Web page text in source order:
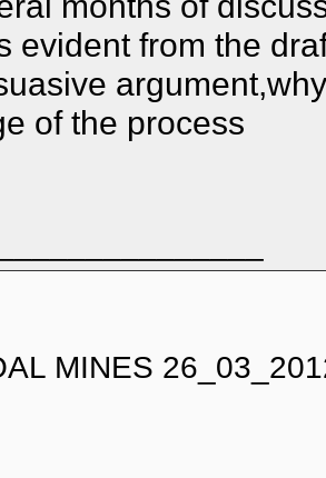
evident from the
of the process